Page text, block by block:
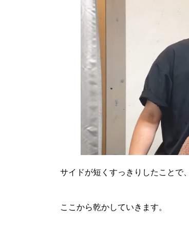
サイドが短くすっきりしたことで
ここから乾かしていきます。